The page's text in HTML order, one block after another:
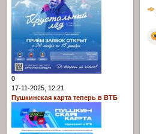
0
17-11-2025, 12:21
Пушкинская карта теперь в ВТБ